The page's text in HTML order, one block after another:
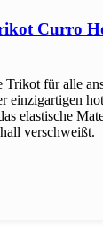
Curro
Trikot für alle
einzigartigen
elastische
verschweißt.